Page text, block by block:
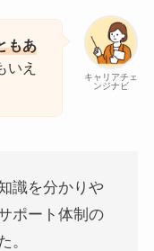
キャリアチェ
ンジナビ
もあ
いえ
識を分かりや
ポート体制の
。